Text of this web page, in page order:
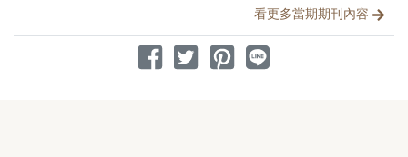
看更多當期期刊內容
分享文章
分享到 Facebook
分享到 Twitter
分享到 Pinterest
分享到 Line